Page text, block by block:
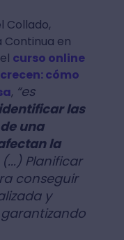
Collado,
Continua en
curso online
cómo
, “es
las
una
la
Planificar
conseguir
y